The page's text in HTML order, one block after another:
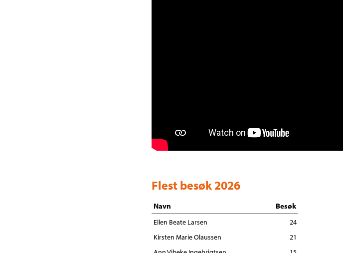
Flest besøk 2026
Navn Besøk
Ellen Beate Larsen
24
Kirsten Marie Olaussen
21